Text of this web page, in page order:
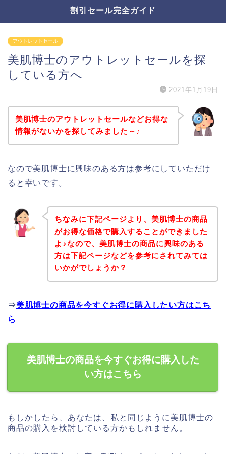
割引セール完全ガイド
アウトレットセール
美肌博士のアウトレットセールを探
している方へ
2021年1月19日
美肌博士のアウトレットセールなどお得な
情報がないかを探してみました～♪
なので美肌博士に興味のある方は参考にしていただけ
ると幸いです。
ちなみに下記ページより、美肌博士の商品
がお得な価格で購入することができました
よ♪なので、美肌博士の商品に興味のある
方は下記ページなどを参考にされてみては
いかがでしょうか？
⇒美肌博士の商品を今すぐお得に購入したい方はこち
ら
美肌博士の商品を今すぐお得に購入した
い方はこちら
もしかしたら、あなたは、私と同じように美肌博士の
商品の購入を検討している方かもしれません。